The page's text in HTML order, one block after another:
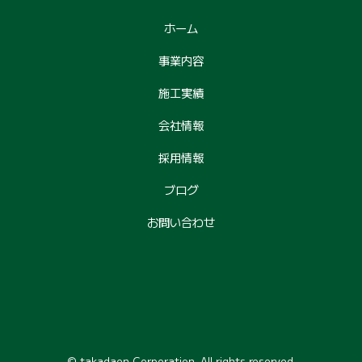
ホーム
事業内容
施工実績
会社情報
採用情報
ブログ
お問い合わせ